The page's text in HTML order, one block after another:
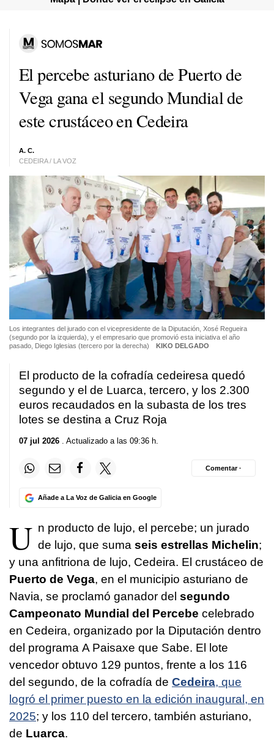
El percebe asturiano de Puerto de
Vega gana el segundo Mundial de
este crustáceo en Cedeira
A. C.
CEDEIRA / LA VOZ
Los integrantes del jurado con el vicepresidente de la Diputación, Xosé Regueira
(segundo por la izquierda), y el empresario que promovió esta iniciativa el año
pasado, Diego Iglesias (tercero por la derecha)
KIKO DELGADO
El producto de la cofradía cedeiresa quedó
segundo y el de Luarca, tercero, y los 2.300
euros recaudados en la subasta de los tres
lotes se destina a Cruz Roja
07 jul 2026 . Actualizado a las 09:36 h.
Añade a La Voz de Galicia en Google
Comentar ·
U n producto de lujo, el percebe; un jurado
de lujo, que suma seis estrellas Michelin;
y una anfitriona de lujo, Cedeira. El crustáceo de
Puerto de Vega, en el municipio asturiano de
Navia, se proclamó ganador del segundo
Campeonato Mundial del Percebe celebrado
en Cedeira, organizado por la Diputación dentro
del programa A Paisaxe que Sabe. El lote
vencedor obtuvo 129 puntos, frente a los 116
del segundo, de la cofradía de Cedeira, que
logró el primer puesto en la edición inaugural, en
2025; y los 110 del tercero, también asturiano,
de Luarca.